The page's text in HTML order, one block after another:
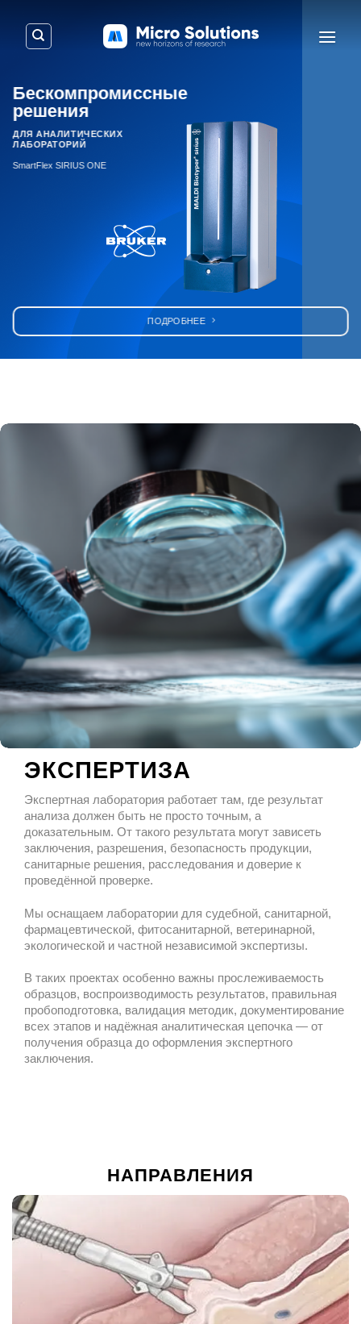
content
Бескомпромиссные
решения
ДЛЯ АНАЛИТИЧЕСКИХ
ЛАБОРАТОРИЙ
SmartFlex SIRIUS ONE
ПОДРОБНЕЕ
ЭКСПЕРТИЗА
Экспертная лаборатория работает там, где результат
анализа должен быть не просто точным, а
доказательным. От такого результата могут зависеть
заключения, разрешения, безопасность продукции,
санитарные решения, расследования и доверие к
проведённой проверке.
Мы оснащаем лаборатории для судебной, санитарной,
фармацевтической, фитосанитарной, ветеринарной,
экологической и частной независимой экспертизы.
В таких проектах особенно важны прослеживаемость
образцов, воспроизводимость результатов, правильная
пробоподготовка, валидация методик, документирование
всех этапов и надёжная аналитическая цепочка — от
получения образца до оформления экспертного
заключения.
НАПРАВЛЕНИЯ